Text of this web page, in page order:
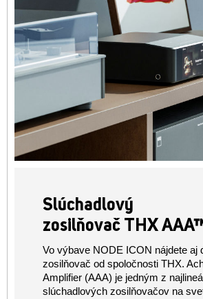
Slúchadlový
zosilňovač THX
Vo výbave NODE ICON nájdete aj
zosilňovač od spoločnosti THX.
Amplifier (AAA) je jedným z
slúchadlových zosilňovačov na